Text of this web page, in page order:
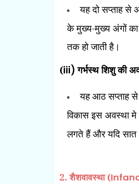
यह दो सप्ताह से
के मुख्य-मुख्य अंगों का
तक हो जाती है।
(iii)गर्भस्थ शिशु की
यह आठ सप्ताह से
विकास इस अवस्था
लगते हैं और यदि सात
2. शैशवावस्था (